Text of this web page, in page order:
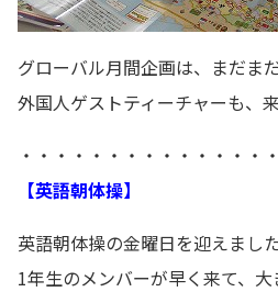
グローバル月間企画は、まだまだ
外国人ゲストティーチャーも、
・・・・・・・・・・・・・・
【英語朝体操】
英語朝体操の金曜日を迎えました
1年生のメンバーが早く来て、